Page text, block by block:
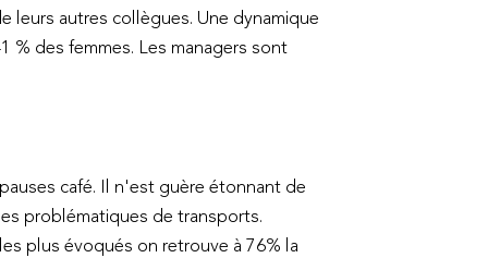
leurs autres collègues. Une dynamique
% des femmes. Les managers sont
café. Il n'est guère étonnant de
problématiques de transports.
plus évoqués on retrouve à 76% la